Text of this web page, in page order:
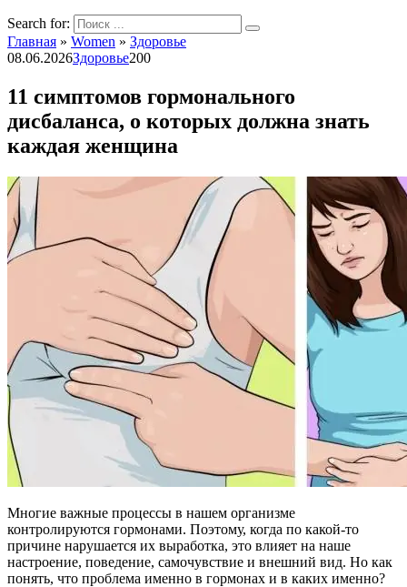
Search for:
Главная » Women » Здоровье
08.06.2026Здоровье200
11 симптомов гормонального
дисбаланса, о которых должна знать
каждая женщина
Многие важные процессы в нашем организме
контролируются гормонами. Поэтому, когда по какой-то
причине нарушается их выработка, это влияет на наше
настроение, поведение, самочувствие и внешний вид. Но как
понять, что проблема именно в гормонах и в каких именно?